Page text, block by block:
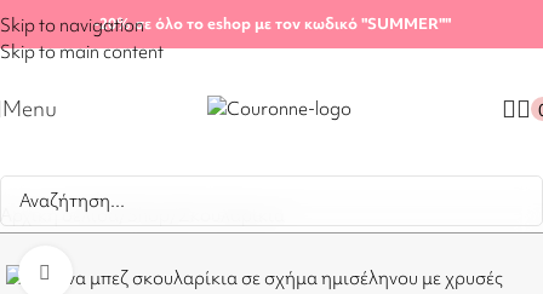
Skip to navigation
Skip to main content
-20%σε όλο το eshop με τον κωδικό "SUMMER""
Menu
Αρχική σελίδα
Click to enlarge